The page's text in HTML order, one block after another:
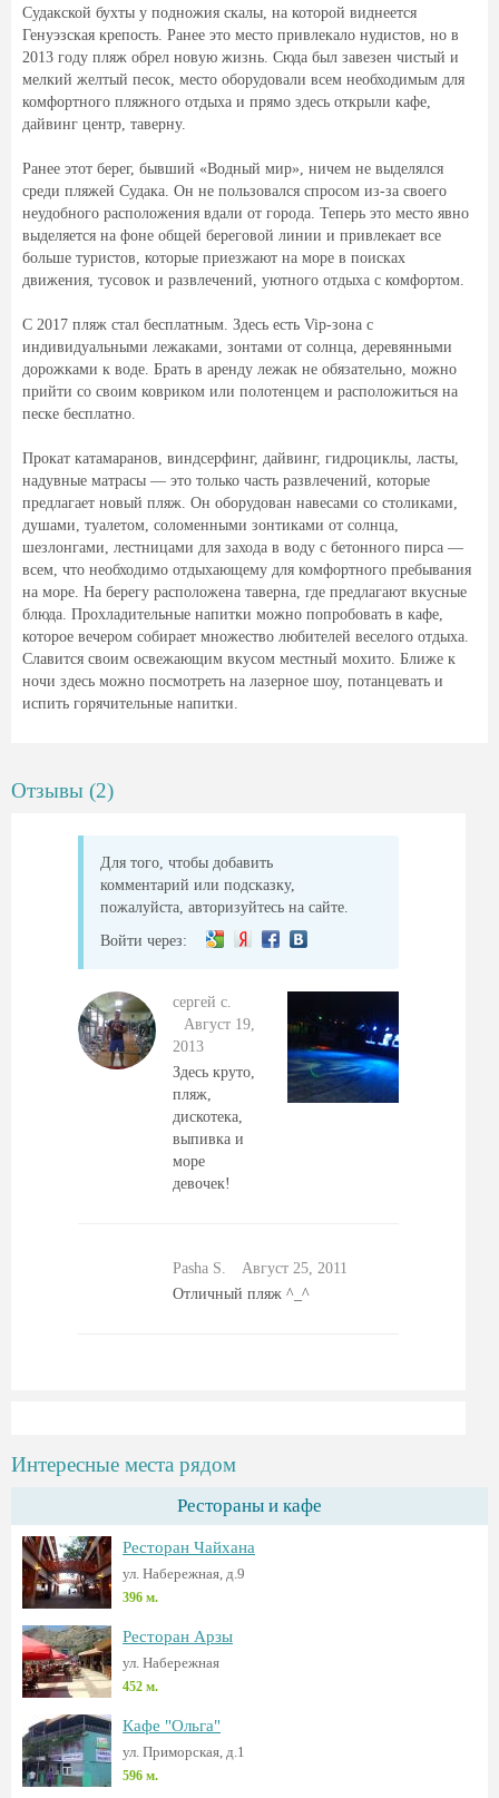
Судакской бухты у подножия скалы, на которой виднеется
Генуэзская крепость. Ранее это место привлекало нудистов, но в
2013 году пляж обрел новую жизнь. Сюда был завезен чистый и
мелкий желтый песок, место оборудовали всем необходимым для
комфортного пляжного отдыха и прямо здесь открыли кафе,
дайвинг центр, таверну.
Ранее этот берег, бывший «Водный мир», ничем не выделялся
среди пляжей Судака. Он не пользовался спросом из-за своего
неудобного расположения вдали от города. Теперь это место явно
выделяется на фоне общей береговой линии и привлекает все
больше туристов, которые приезжают на море в поисках
движения, тусовок и развлечений, уютного отдыха с комфортом.
С 2017 пляж стал бесплатным. Здесь есть Vip-зона с
индивидуальными лежаками, зонтами от солнца, деревянными
дорожками к воде. Брать в аренду лежак не обязательно, можно
прийти со своим ковриком или полотенцем и расположиться на
песке бесплатно.
Прокат катамаранов, виндсерфинг, дайвинг, гидроциклы, ласты,
надувные матрасы — это только часть развлечений, которые
предлагает новый пляж. Он оборудован навесами со столиками,
душами, туалетом, соломенными зонтиками от солнца,
шезлонгами, лестницами для захода в воду с бетонного пирса —
всем, что необходимо отдыхающему для комфортного пребывания
на море. На берегу расположена таверна, где предлагают вкусные
блюда. Прохладительные напитки можно попробовать в кафе,
которое вечером собирает множество любителей веселого отдыха.
Славится своим освежающим вкусом местный мохито. Ближе к
ночи здесь можно посмотреть на лазерное шоу, потанцевать и
испить горячительные напитки.
Отзывы (2)
Для того, чтобы добавить
комментарий или подсказку,
пожалуйста, авторизуйтесь на сайте.
Войти через:
сергей с.
Август 19,
2013
Здесь круто,
пляж,
дискотека,
выпивка и
море
девочек!
Pasha S.
Август 25, 2011
Отличный пляж ^_^
Интересные места рядом
Рестораны и кафе
Ресторан Чайхана
ул. Набережная, д.9
396 м.
Ресторан Арзы
ул. Набережная
452 м.
Кафе "Ольга"
ул. Приморская, д.1
596 м.